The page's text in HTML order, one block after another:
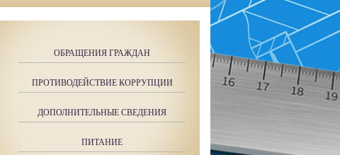
ОБРАЩЕНИЯ ГРАЖДАН
ПРОТИВОДЕЙСТВИЕ КОРРУПЦИИ
ДОПОЛНИТЕЛЬНЫЕ СВЕДЕНИЯ
ПИТАНИЕ